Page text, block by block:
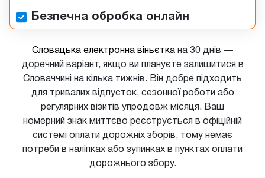
Безпечна обробка онлайн
Словацька електронна віньєтка на 30 днів —
доречний варіант, якщо ви плануєте залишитися в
Словаччині на кілька тижнів. Він добре підходить
для тривалих відпусток, сезонної роботи або
регулярних візитів упродовж місяця. Ваш
номерний знак миттєво реєструється в офіційній
системі оплати дорожніх зборів, тому немає
потреби в наліпках або зупинках в пунктах оплати
дорожнього збору.